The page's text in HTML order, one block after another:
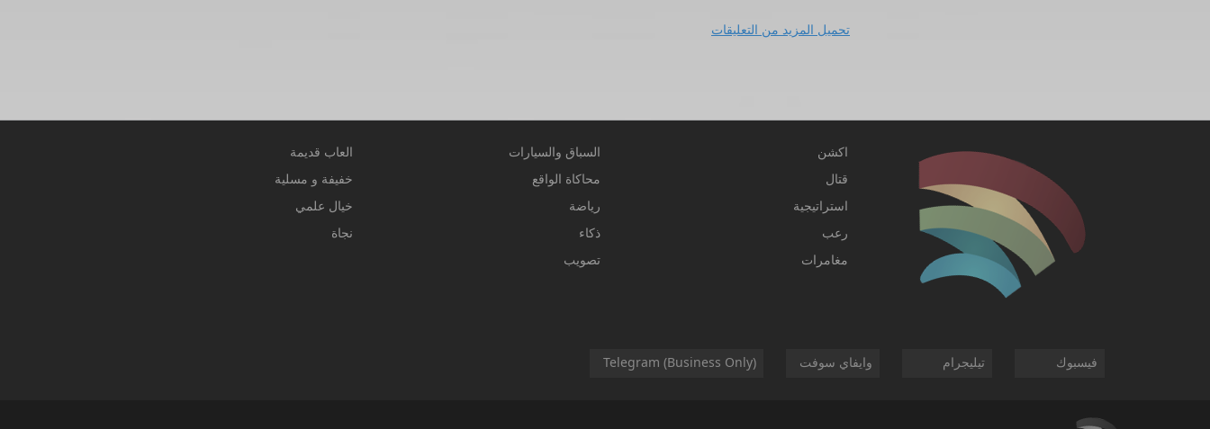
تحميل المزيد من التعليقات
اكشن
قتال
استراتيجية
رعب
مغامرات
السباق والسيارات
محاكاة الواقع
رياضة
ذكاء
تصويب
العاب قديمة
خفيفة و مسلية
خيال علمي
نجاة
فيسبوك تيليجرام وايفاي سوفت Telegram (Business Only)